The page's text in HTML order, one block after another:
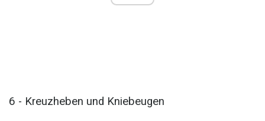
6 - Kreuzheben und Kniebeugen